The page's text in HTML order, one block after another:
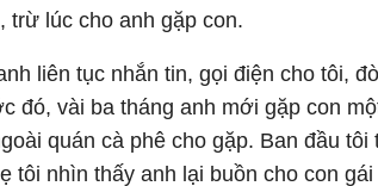
trừ lúc cho anh gặp con.
liên tục nhắn tin, gọi điện cho tôi,
đó, vài ba tháng anh mới gặp con
quán cà phê cho gặp. Ban đầu
tôi nhìn thấy anh lại buồn cho con